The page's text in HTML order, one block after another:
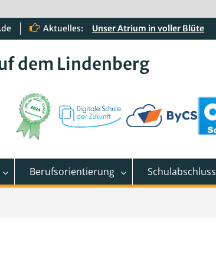
Aktuelles:
Unser Atrium in voller Blüte
Quali 2026
dem Lindenberg
Berufsorientierung Schulabschluss